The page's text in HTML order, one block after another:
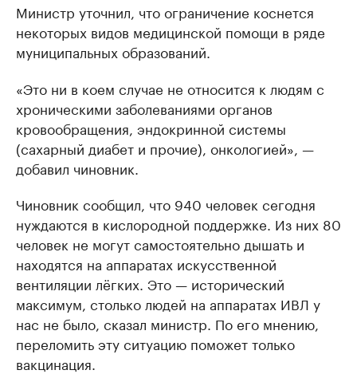
Министр уточнил, что ограничение коснется
некоторых видов медицинской помощи в ряде
муниципальных образований.
«Это ни в коем случае не относится к людям с
хроническими заболеваниями органов
кровообращения, эндокринной системы
(сахарный диабет и прочие), онкологией», —
добавил чиновник.
Чиновник сообщил, что 940 человек сегодня
нуждаются в кислородной поддержке. Из них 80
человек не могут самостоятельно дышать и
находятся на аппаратах искусственной
вентиляции лёгких. Это — исторический
максимум, столько людей на аппаратах ИВЛ у
нас не было, сказал министр. По его мнению,
переломить эту ситуацию поможет только
вакцинация.